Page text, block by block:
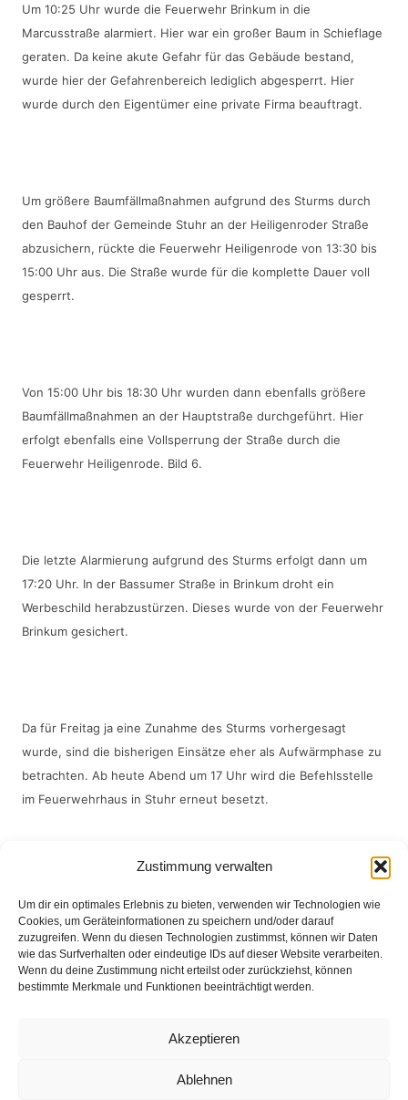
Zustimmung verwalten
Um dir ein optimales Erlebnis zu bieten, verwenden wir Technologien wie
Cookies, um Geräteinformationen zu speichern und/oder darauf
zuzugreifen. Wenn du diesen Technologien zustimmst, können wir Daten
wie das Surfverhalten oder eindeutige IDs auf dieser Website verarbeiten.
Wenn du deine Zustimmung nicht erteilst oder zurückziehst, können
bestimmte Merkmale und Funktionen beeinträchtigt werden.
Akzeptieren
Ablehnen
Um 10:25 Uhr wurde die Feuerwehr Brinkum in die
Marcusstraße alarmiert. Hier war ein großer Baum in Schieflage
geraten. Da keine akute Gefahr für das Gebäude bestand,
wurde hier der Gefahrenbereich lediglich abgesperrt. Hier
wurde durch den Eigentümer eine private Firma beauftragt.
Um größere Baumfällmaßnahmen aufgrund des Sturms durch
den Bauhof der Gemeinde Stuhr an der Heiligenroder Straße
abzusichern, rückte die Feuerwehr Heiligenrode von 13:30 bis
15:00 Uhr aus. Die Straße wurde für die komplette Dauer voll
gesperrt.
Von 15:00 Uhr bis 18:30 Uhr wurden dann ebenfalls größere
Baumfällmaßnahmen an der Hauptstraße durchgeführt. Hier
erfolgt ebenfalls eine Vollsperrung der Straße durch die
Feuerwehr Heiligenrode. Bild 6.
Die letzte Alarmierung aufgrund des Sturms erfolgt dann um
17:20 Uhr. In der Bassumer Straße in Brinkum droht ein
Werbeschild herabzustürzen. Dieses wurde von der Feuerwehr
Brinkum gesichert.
Da für Freitag ja eine Zunahme des Sturms vorhergesagt
wurde, sind die bisherigen Einsätze eher als Aufwärmphase zu
betrachten. Ab heute Abend um 17 Uhr wird die Befehlsstelle
im Feuerwehrhaus in Stuhr erneut besetzt.
Eingesetzte Kräfte: Feuerwehr Brinkum +++ Feuerwehr